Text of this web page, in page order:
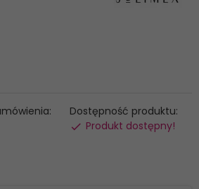
Dostępność produktu:
Produkt dostępny!